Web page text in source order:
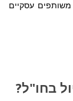
עסקיים
בחו"ל?